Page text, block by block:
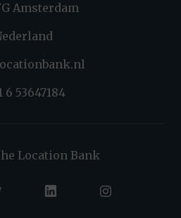
Amsterdam
6 53647184
Location Bank